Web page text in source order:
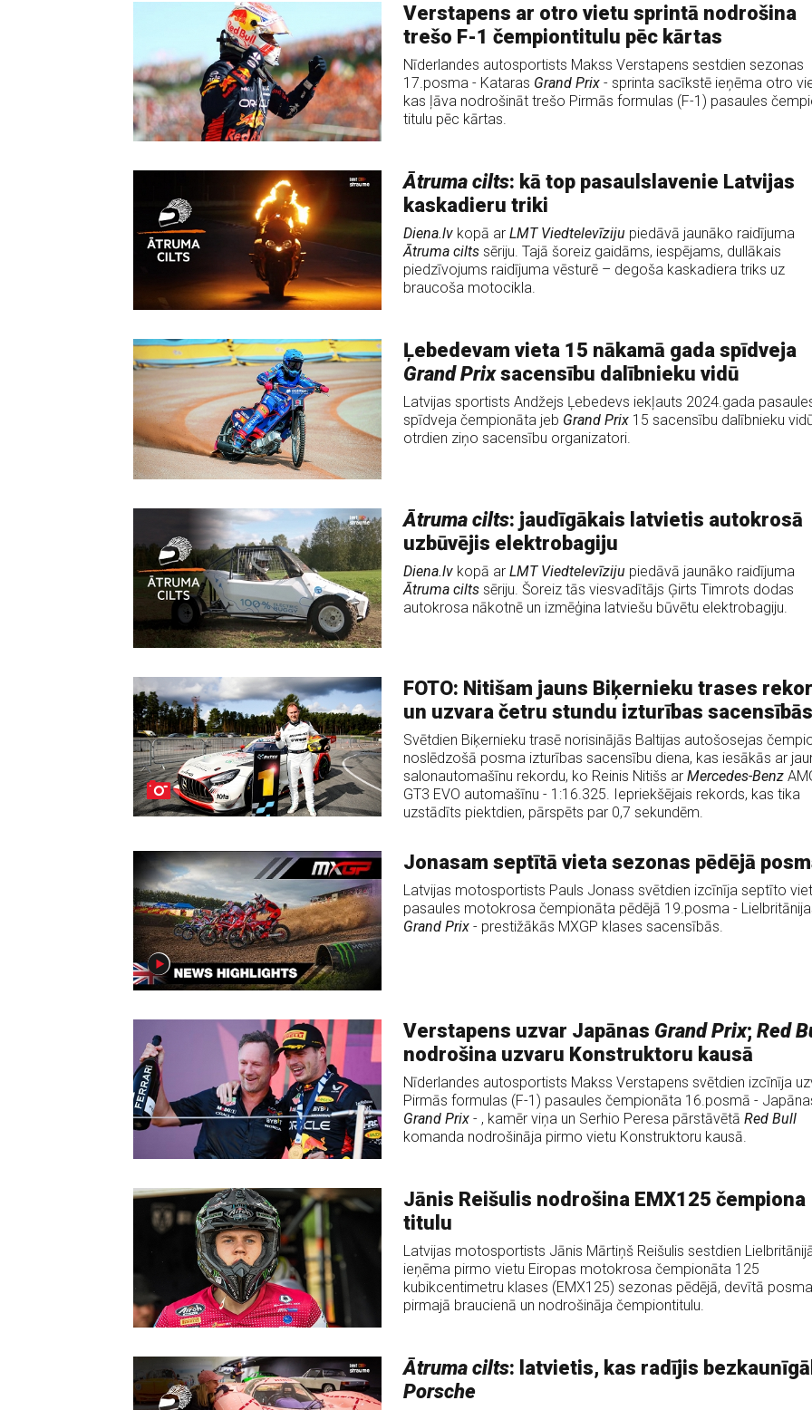
Verstapens ar otro vietu sprintā nodrošina
trešo F-1 čempiontitulu pēc kārtas
Nīderlandes autosportists Makss Verstapens sestdien sezonas
17.posma - Kataras Grand Prix- sprinta sacīkstē ieņēma otro
kas ļāva nodrošināt trešo Pirmās formulas (F-1) pasaules
titulu pēc kārtas.
Ātruma cilts: kā top pasaulslavenie Latvijas
kaskadieru triki
Diena.lvkopā ar LMT Viedtelevīziju piedāvā jaunāko raidījuma
Ātruma ciltssēriju. Tajā šoreiz gaidāms, iespējams, dullākais
piedzīvojums raidījuma vēsturē – degoša kaskadiera triks uz
braucoša motocikla.
Ļebedevam vieta 15 nākamā gada spīdveja
Grand Prixsacensību dalībnieku vidū
Latvijas sportists Andžejs Ļebedevs iekļauts 2024.gada
spīdveja čempionāta jeb Grand Prix15 sacensību dalībnieku
otrdien ziņo sacensību organizatori.
Ātruma cilts: jaudīgākais latvietis autokrosā
uzbūvējis elektrobagiju
Diena.lvkopā ar LMT Viedtelevīziju piedāvā jaunāko raidījuma
Ātruma ciltssēriju. Šoreiz tās viesvadītājs Ģirts Timrots dodas
autokrosa nākotnē un izmēģina latviešu būvētu elektrobagiju.
FOTO: Nitišam jauns Biķernieku trases
un uzvara četru stundu izturības sacensībās
Svētdien Biķernieku trasē norisinājās Baltijas autošosejas
noslēdzošā posma izturības sacensību diena, kas iesākās ar
salonautomašīnu rekordu, ko Reinis Nitišs ar Mercedes-Benz
GT3 EVO automašīnu - 1:16.325. Iepriekšējais rekords, kas tika
uzstādīts piektdien, pārspēts par 0,7 sekundēm.
Jonasam septītā vieta sezonas pēdējā
Latvijas motosportists Pauls Jonass svētdien izcīnīja septīto
pasaules motokrosa čempionāta pēdējā 19.posma -
Grand Prix- prestižākās MXGP klases sacensībās.
Verstapens uzvar Japānas Grand Prix; Red
nodrošina uzvaru Konstruktoru kausā
Nīderlandes autosportists Makss Verstapens svētdien izcīnīja
Pirmās formulas (F-1) pasaules čempionāta 16.posmā -
Grand Prix- , kamēr viņa un Serhio Peresa pārstāvētā Red Bull
komanda nodrošināja pirmo vietu Konstruktoru kausā.
Jānis Reišulis nodrošina EMX125 čempiona
titulu
Latvijas motosportists Jānis Mārtiņš Reišulis sestdien
ieņēma pirmo vietu Eiropas motokrosa čempionāta 125
kubikcentimetru klases (EMX125) sezonas pēdējā, devītā posma
pirmajā braucienā un nodrošināja čempiontitulu.
Ātruma cilts: latvietis, kas radījis
Porsche